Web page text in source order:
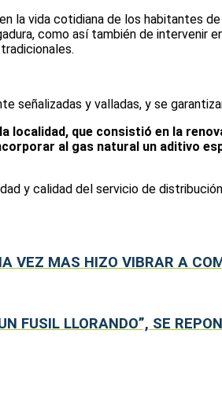
la vida cotidiana de los habitantes
como así también de intervenir
señalizadas y valladas, y se
localidad, que consistió en la
al gas natural un aditivo
y calidad del servicio de
VEZ MAS HIZO VIBRAR A
FUSIL LLORANDO”, SE